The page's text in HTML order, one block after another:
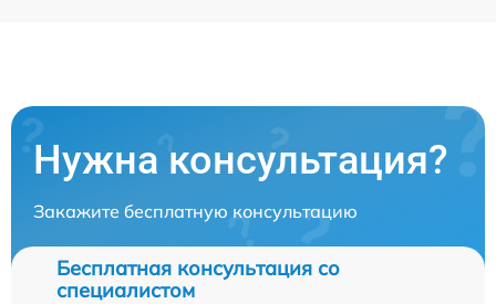
Нужна консультация?
Закажите бесплатную консультацию
Бесплатная консультация со
специалистом